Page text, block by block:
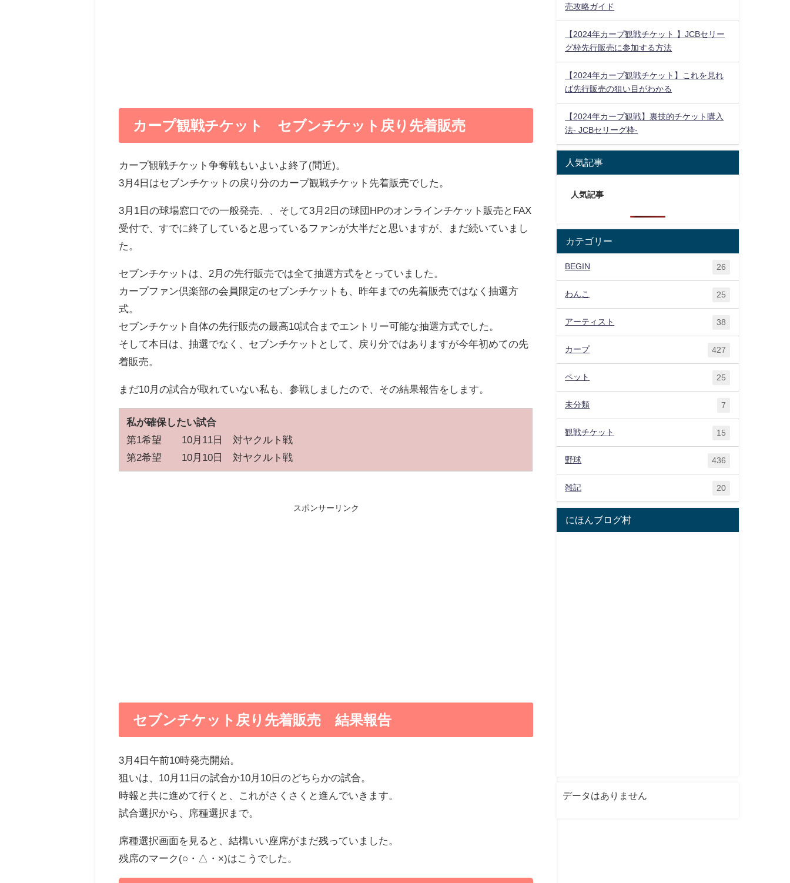
カープ観戦チケット セブンチケット戻り先着販売
カープ観戦チケット争奪戦もいよいよ終了(間近)。
3月4日はセブンチケットの戻り分のカープ観戦チケット先着販売でした。
3月1日の球場窓口での一般発売、、そして3月2日の球団HPのオンラインチケット販売とFAX
受付で、すでに終了していると思っているファンが大半だと思いますが、まだ続いていまし
た。
セブンチケットは、2月の先行販売では全て抽選方式をとっていました。
カープファン倶楽部の会員限定のセブンチケットも、昨年までの先着販売ではなく抽選方
式。
セブンチケット自体の先行販売の最高10試合までエントリー可能な抽選方式でした。
そして本日は、抽選でなく、セブンチケットとして、戻り分ではありますが今年初めての先
着販売。
まだ10月の試合が取れていない私も、参戦しましたので、その結果報告をします。
私が確保したい試合
第1希望 10月11日 対ヤクルト戦
第2希望 10月10日 対ヤクルト戦
スポンサーリンク
セブンチケット戻り先着販売 結果報告
3月4日午前10時発売開始。
狙いは、10月11日の試合か10月10日のどちらかの試合。
時報と共に進めて行くと、これがさくさくと進んでいきます。
試合選択から、席種選択まで。
席種選択画面を見ると、結構いい座席がまだ残っていました。
残席のマーク(○・△・×)はこうでした。
売攻略ガイド
【2024年カープ観戦チケット 】JCBセリー
グ枠先行販売に参加する方法
【2024年カープ観戦チケット】これを見れ
ば先行販売の狙い目がわかる
【2024年カープ観戦】裏技的チケット購入
法- JCBセリーグ枠-
人気記事
人気記事
カテゴリー
BEGIN 26
わんこ 25
アーティスト 38
カープ 427
ペット 25
未分類 7
観戦チケット 15
野球 436
雑記 20
にほんブログ村
データはありません